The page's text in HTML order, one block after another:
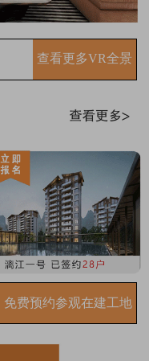
查看更多VR全景
免费预约参观在建工地